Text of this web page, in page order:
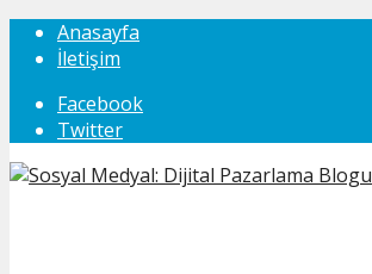
Anasayfa
İletişim
Facebook
Twitter